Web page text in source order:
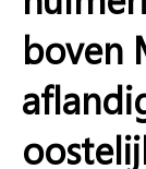
boven